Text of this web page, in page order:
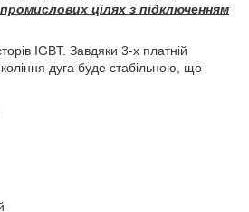
цілях з підключенням
IGBT. Завдяки 3-х платній
дуга буде стабільною, що